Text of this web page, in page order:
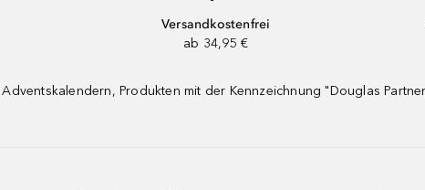
Versandkostenfrei
ab 34,95 €
Produkten mit der Kennzeichnung "Douglas